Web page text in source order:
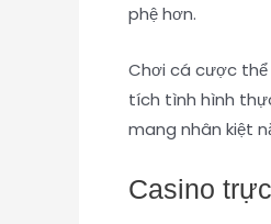
phệ hơn.
Chơi cá cược
tích tình hình
mang nhân kiệt
Casino